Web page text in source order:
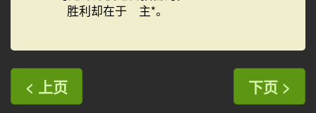
胜利却在于 主*。
< 上页 下页 >